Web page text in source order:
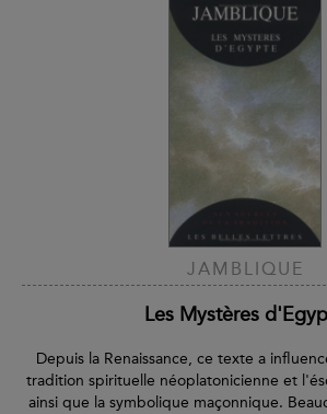
JAMBLIQUE
Les Mystères
Depuis la Renaissance, ce texte a
tradition spirituelle néoplatonicienne et
ainsi que la symbolique maçonnique.